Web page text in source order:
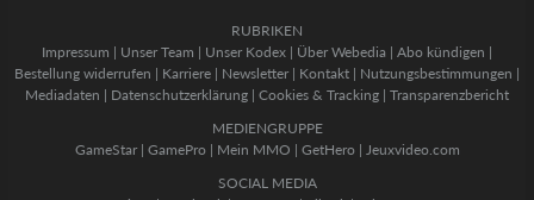
RUBRIKEN
Impressum | Unser Team | Unser Kodex | Über Webedia | Abo kündigen |
Bestellung widerrufen | Karriere | Newsletter | Kontakt | Nutzungsbestimmungen |
Mediadaten | Datenschutzerklärung | Cookies & Tracking | Transparenzbericht
MEDIENGRUPPE
GameStar| GamePro | Mein MMO | GetHero | Jeuxvideo.com
SOCIAL MEDIA